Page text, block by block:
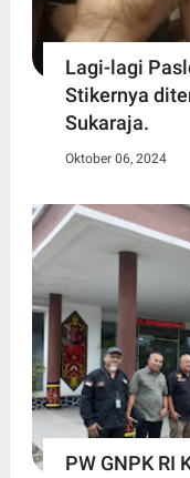
Lagi-lagi
Stikernya
Sukaraja.
Oktober 06, 2024
PW GNPK RI